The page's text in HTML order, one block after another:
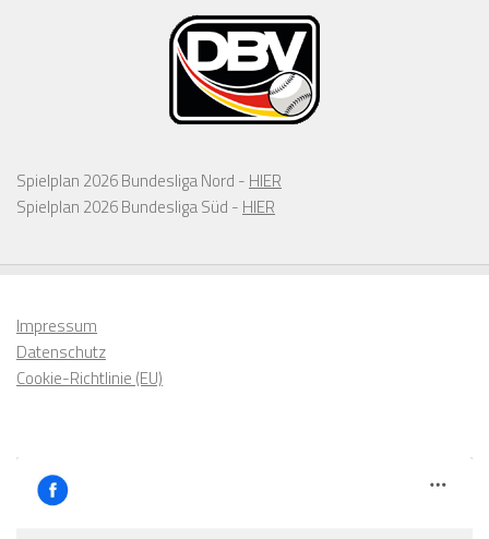
Spielplan 2026 Bundesliga Nord - HIER
Spielplan 2026 Bundesliga Süd - HIER
Impressum
Datenschutz
Cookie-Richtlinie (EU)